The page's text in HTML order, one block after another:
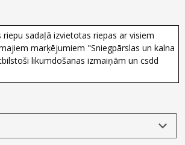
riepu sadaļā izvietotas riepas ar visiem
marķējumiem "Sniegpārslas un kalna
likumdošanas izmaiņām un csdd